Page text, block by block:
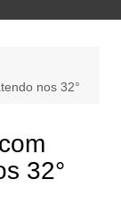
nos 32°
32°